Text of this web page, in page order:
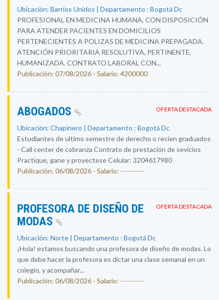
Ubicación: Barrios Unidos | Departamento : Bogotá Dc
PROFESIONAL EN MEDICINA HUMANA, CON DISPOSICIÓN
PARA ATENDER PACIENTES EN DOMICILIOS
PERTENECIENTES A POLIZAS DE MEDICINA PREPAGADA.
ATENCIÓN PRIORITARIA RESOLUTIVA, PERTINENTE,
HUMANIZADA. CONTRATO LABORAL CON...
Publicación: 07/08/2026 - Salario: 4200000
OFERTA DESTACADA
ABOGADOS
Ubicación: Chapinero | Departamento : Bogotá Dc
Estudiantes de ultimo semestre de derecho o recien graduados
- Call center de cobranza Contrato de prestación de sevicios
Practique, gane y proyectese Celular: 3204617980
Publicación: 06/08/2026 - Salario: ----------
OFERTA DESTACADA
PROFESORA DE DISEÑO DE
MODAS
Ubicación: Norte | Departamento : Bogotá Dc
¡Hola! estamos buscando una profesora de diseño de modas. Lo
que debe hacer la profesora es dictar una clase semanal en un
colegio, y acompañar...
Publicación: 06/08/2026 - Salario: ----------